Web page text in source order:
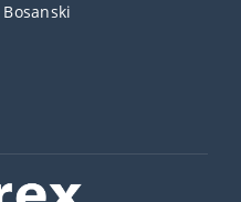
Bosanski